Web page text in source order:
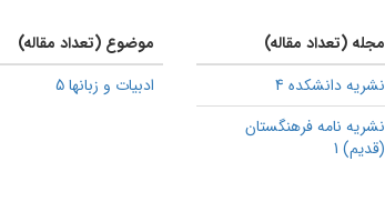
مجله (تعداد مقاله)
نشریه دانشکده 4
نشریه نامه فرهنگستان
(قدیم) 1
موضوع (تعداد مقاله)
ادبیات و زبانها 5